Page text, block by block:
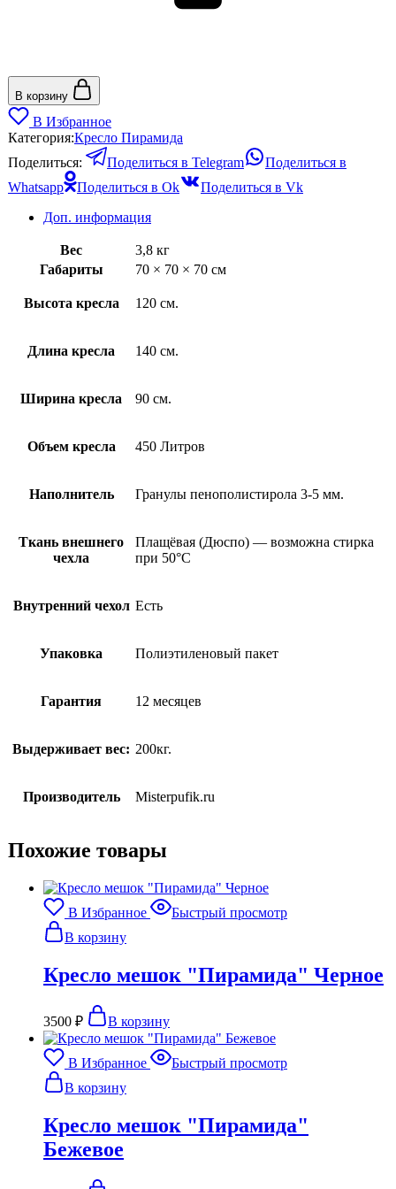
В корзину
В Избранное
Категория:Кресло Пирамида
Поделиться:
Поделиться в Telegram
Поделиться в
Whatsapp
Поделиться в Ok
Поделиться в Vk
Доп. информация
Вес
3,8 кг
Габариты
70 × 70 × 70 см
Высота кресла 120 см.
Длина кресла 140 см.
Ширина кресла 90 см.
Объем кресла 450 Литров
Наполнитель Гранулы пенополистирола 3-5 мм.
Ткань внешнего
чехла
Плащёвая (Дюспо) — возможна стирка
при 50°С
Внутренний чехол Есть
Упаковка Полиэтиленовый пакет
Гарантия 12 месяцев
Выдерживает вес: 200кг.
Производитель Misterpufik.ru
Похожие товары
В Избранное
Быстрый просмотр
В корзину
Кресло мешок "Пирамида" Черное
3500 ₽ В корзину
В Избранное
Быстрый просмотр
В корзину
Кресло мешок "Пирамида"
Бежевое